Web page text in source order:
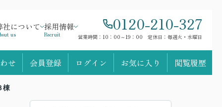
社について
us
採用情報
Recruit
0120-210-327
営業時間：10：00～19：00 定休日：毎週火・水曜日
せ 会員登録 ログイン お気に入り 閲覧履歴
棟